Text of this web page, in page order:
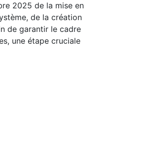
2025 de la mise en
de la création
de garantir le cadre
une étape cruciale